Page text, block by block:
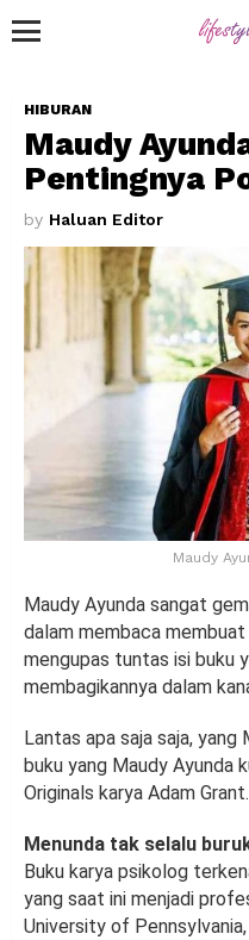
HIBURAN
Maudy
Pentingnya
by Haluan Editor
Maudy
Maudy Ayunda sangat
dalam membaca
mengupas tuntas isi buku
membagikannya dalam
Lantas apa saja saja,
buku yang Maudy Ayunda
Originals karya Adam Grant.
Menunda tak selalu
Buku karya psikolog
yang saat ini menjadi
University of